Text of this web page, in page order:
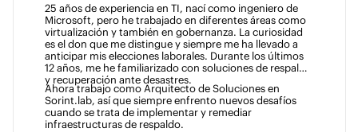
25 años de experiencia en TI, nací como ingeniero de
Microsoft, pero he trabajado en diferentes áreas como
virtualización y también en gobernanza. La curiosidad
es el don que me distingue y siempre me ha llevado a
anticipar mis elecciones laborales. Durante los últimos
12 años, me he familiarizado con soluciones de respaldo
y recuperación ante desastres.
Ahora trabajo como Arquitecto de Soluciones en
Sorint.lab, así que siempre enfrento nuevos desafíos
cuando se trata de implementar y remediar
infraestructuras de respaldo.